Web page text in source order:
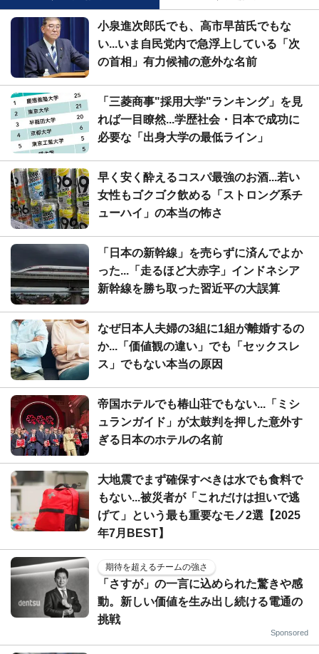
小泉進次郎氏でも、高市早苗氏でもな
い...いま自民党内で急浮上している「次
の首相」有力候補の意外な名前
「三菱商事"採用大学"ランキング」を見
れば一目瞭然...学歴社会・日本で成功に
必要な「出身大学の最低ライン」
早く安く酔えるコスパ最強のお酒...若い
女性もゴクゴク飲める「ストロング系チ
ューハイ」の本当の怖さ
「日本の新幹線」を売らずに済んでよか
った...「走るほど大赤字」インドネシア
新幹線を勝ち取った習近平の大誤算
なぜ日本人夫婦の3組に1組が離婚するの
か...「価値観の違い」でも「セックスレ
ス」でもない本当の原因
帝国ホテルでも椿山荘でもない...「ミシ
ュランガイド」が太鼓判を押した意外す
ぎる日本のホテルの名前
大地震でまず確保すべきは水でも食料で
もない...被災者が「これだけは担いで逃
げて」という最も重要なモノ2選【2025
年7月BEST】
期待を超えるチームの強さ
「さすが」の一言に込められた驚きや感
動。新しい価値を生み出し続ける電通の
挑戦
Sponsored